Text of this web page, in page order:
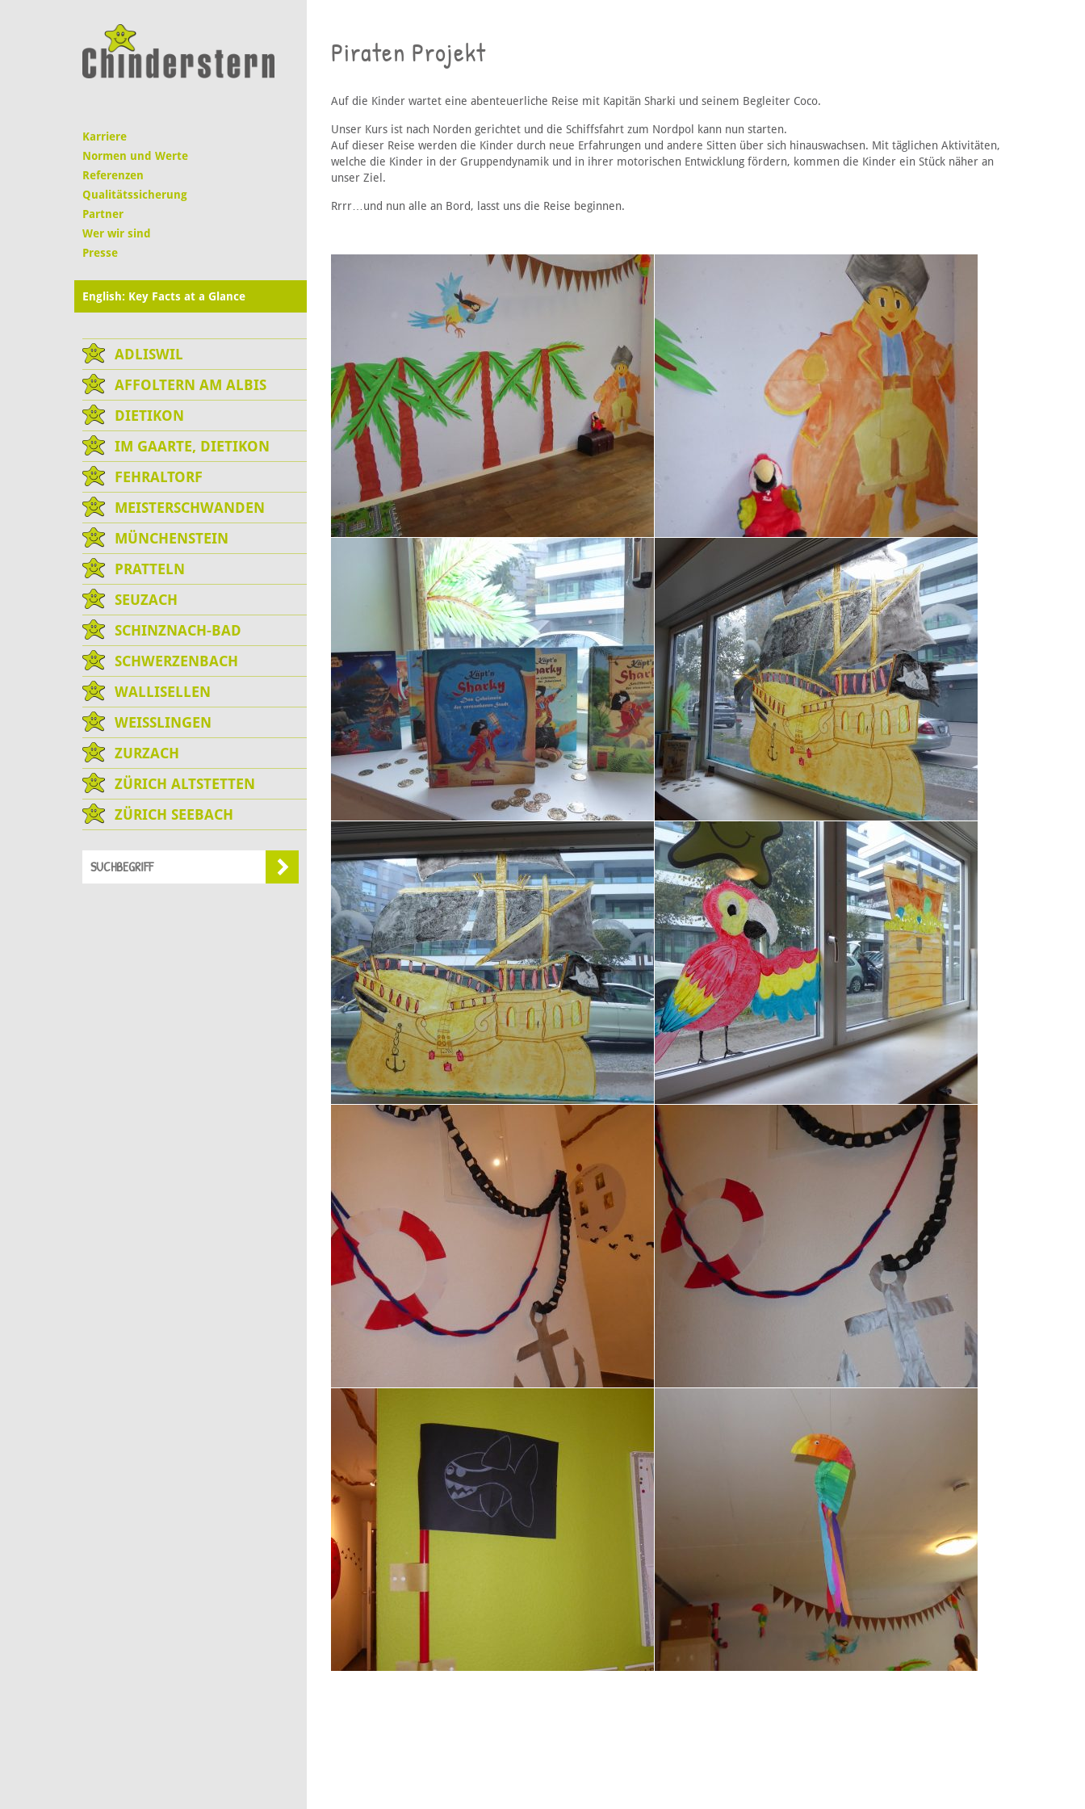
Karriere
Normen und Werte
Referenzen
Qualitätssicherung
Partner
Wer wir sind
Presse
English: Key Facts at a Glance
ADLISWIL
AFFOLTERN AM ALBIS
DIETIKON
IM GAARTE, DIETIKON
FEHRALTORF
MEISTERSCHWANDEN
MÜNCHENSTEIN
PRATTELN
SEUZACH
SCHINZNACH-BAD
SCHWERZENBACH
WALLISELLEN
WEISSLINGEN
ZURZACH
ZÜRICH ALTSTETTEN
ZÜRICH SEEBACH
Piraten Projekt
Auf die Kinder wartet eine abenteuerliche Reise mit Kapitän Sharki und seinem Begleiter Coco.
Unser Kurs ist nach Norden gerichtet und die Schiffsfahrt zum Nordpol kann nun starten.
Auf dieser Reise werden die Kinder durch neue Erfahrungen und andere Sitten über sich hinauswachsen. Mit täglichen Aktivitäten,
welche die Kinder in der Gruppendynamik und in ihrer motorischen Entwicklung fördern, kommen die Kinder ein Stück näher an
unser Ziel.
Rrrr…und nun alle an Bord, lasst uns die Reise beginnen.